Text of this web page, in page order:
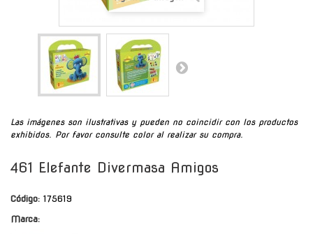
Las imágenes son ilustrativas y pueden no coincidir con los productos
exhibidos. Por favor consulte color al realizar su compra.
461 Elefante Divermasa Amigos
Código: 175619
Marca: